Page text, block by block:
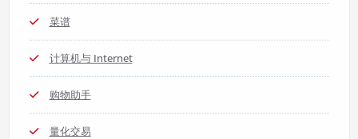
菜谱
计算机与 Internet
购物助手
量化交易